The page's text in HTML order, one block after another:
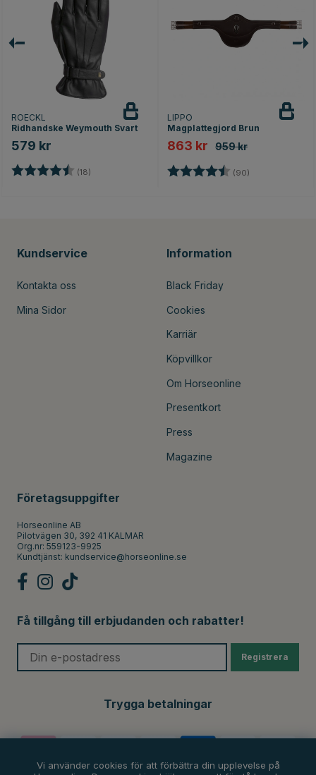
ROECKL
Ridhandske Weymouth Svart
579 kr
Betyg: (18)
LIPPO
Magplattegjord Brun
863 kr 959 kr
Betyg: (90)
Kundservice
Kontakta oss
Mina Sidor
Information
Black Friday
Cookies
Karriär
Köpvillkor
Om Horseonline
Presentkort
Press
Magazine
Företagsuppgifter
Horseonline AB
Pilotvägen 30, 392 41 KALMAR
Org.nr: 559123-9925
Kundtjänst: kundservice@horseonline.se
Få tillgång till erbjudanden och rabatter!
Registrera
Trygga betalningar
Vi använder cookies för att förbättra din upplevelse på